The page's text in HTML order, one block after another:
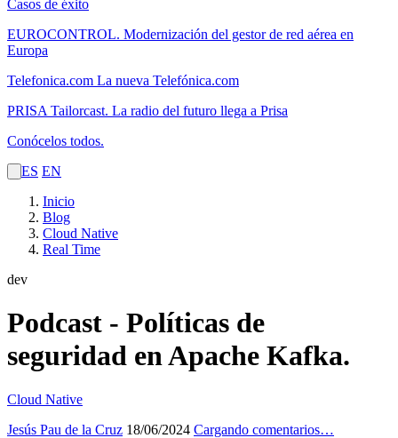
Casos de éxito
EUROCONTROL. Modernización del gestor de red aérea en
Europa
Telefonica.com La nueva Telefónica.com
PRISA Tailorcast. La radio del futuro llega a Prisa
Conócelos todos.
ES EN
Inicio
Blog
Cloud Native
Real Time
dev
Podcast - Políticas de
seguridad en Apache Kafka.
Cloud Native
Jesús Pau de la Cruz 18/06/2024 Cargando comentarios…